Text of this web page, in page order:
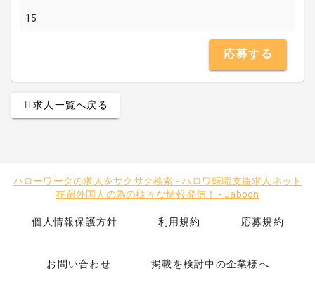
15
応募する
求人一覧へ戻る
ハローワークの求人をサクサク検索 -ハロワ転職支援求人ネット
在留外国人の為の様々な情報発信！
- Jaboon
個人情報保護方針 利用規約 応募規約
お問い合わせ 掲載を検討中の企業様へ